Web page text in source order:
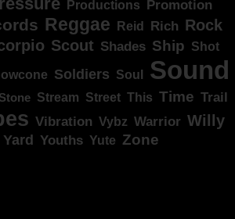
Productions Promotion
Reggae Reid Rich Rock
Scout Shades Ship Shot
Soldiers Soul Sound
Stone Stream Street This Time Trail
Vibration Vybz Warrior Willy
Yard Youths Yute Zone